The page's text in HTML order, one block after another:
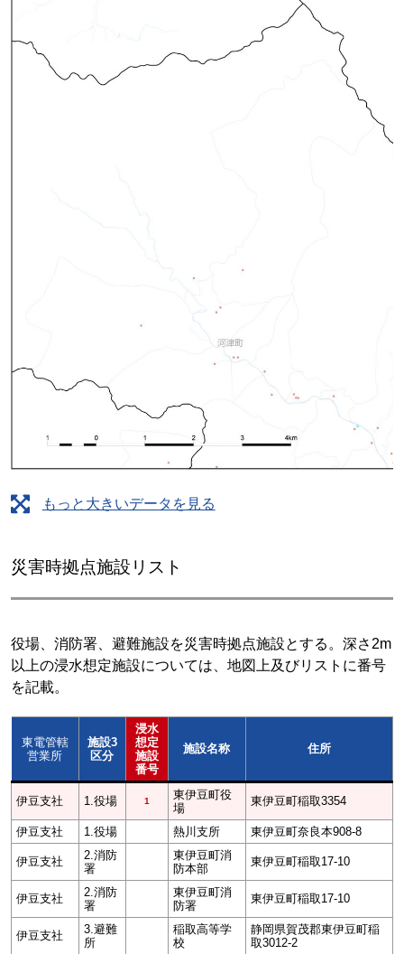
もっと大きいデータを見る
災害時拠点施設リスト
役場、消防署、避難施設を災害時拠点施設とする。深さ2m
以上の浸水想定施設については、地図上及びリストに番号
を記載。
東電管轄
営業所
施設3
区分
浸水
想定
施設
番号
施設名称 住所
伊豆支社 1.役場 1
東伊豆町役
場
東伊豆町稲取3354
伊豆支社 1.役場 熱川支所 東伊豆町奈良本908-8
伊豆支社
2.消防
署
東伊豆町消
防本部
東伊豆町稲取17-10
伊豆支社
2.消防
署
東伊豆町消
防署
東伊豆町稲取17-10
伊豆支社
3.避難
所
稲取高等学
校
静岡県賀茂郡東伊豆町稲
取3012-2